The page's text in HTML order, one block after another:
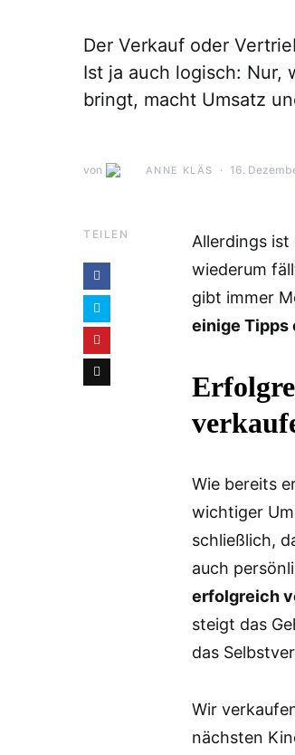
Der Verkauf oder
Ist ja auch logisch: Nur,
bringt, macht Umsatz
von ANNE KLÄS 16.
TEILEN
Allerdings ist
wiederum
gibt immer
einige Tipps
Wie bereits
wichtiger
schließlich,
auch
erfolgreich
steigt das
das
Wir
nächsten